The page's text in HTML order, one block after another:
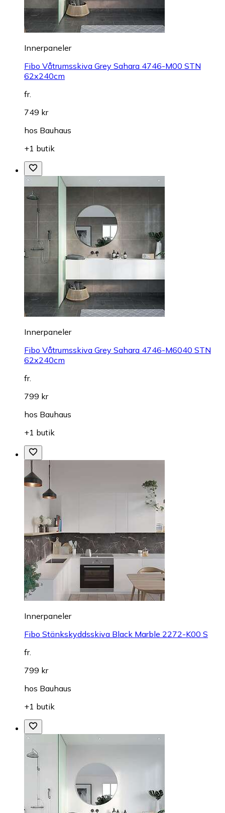
Innerpaneler
Fibo Våtrumsskiva Grey Sahara 4746-M00 STN
62x240cm
fr.
749 kr
hos Bauhaus
+1 butik
Innerpaneler
Fibo Våtrumsskiva Grey Sahara 4746-M6040 STN
62x240cm
fr.
799 kr
hos Bauhaus
+1 butik
Innerpaneler
Fibo Stänkskyddsskiva Black Marble 2272-K00 S
fr.
799 kr
hos Bauhaus
+1 butik